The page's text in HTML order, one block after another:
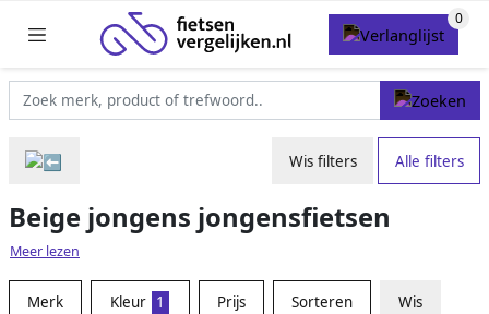
Wis filters Alle filters
Beige jongens jongensfietsen
Meer lezen
Merk Kleur 1 Prijs Sorteren Wis